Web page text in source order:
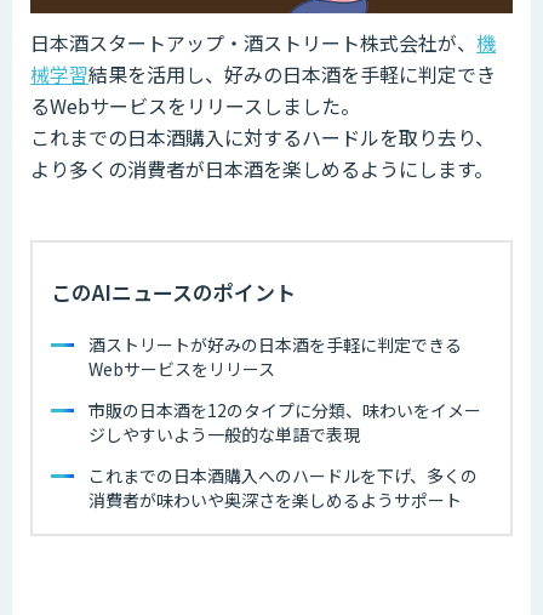
日本酒スタートアップ・酒ストリート株式会社が、 機
械学習結果を活用し、好みの日本酒を手軽に判定でき
るWebサービスをリリースしました。
これまでの日本酒購入に対するハードルを取り去り、
より多くの消費者が日本酒を楽しめるようにします。
このAIニュースのポイント
酒ストリートが好みの日本酒を手軽に判定できる
Webサービスをリリース
市販の日本酒を12のタイプに分類、味わいをイメー
ジしやすいよう一般的な単語で表現
これまでの日本酒購入へのハードルを下げ、多くの
消費者が味わいや奥深さを楽しめるようサポート